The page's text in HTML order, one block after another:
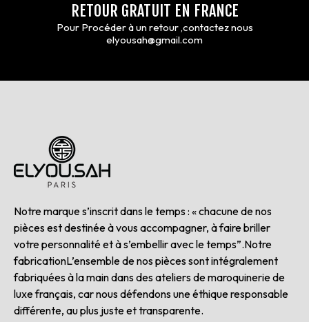
RETOUR GRATUIT EN FRANCE
Pour Procéder à un retour ,contactez nous
elyousah@gmail.com
Notre marque s’inscrit dans le temps : « chacune de nos
pièces est destinée à vous accompagner, à faire briller
votre personnalité et à s’embellir avec le temps”.Notre
fabricationL’ensemble de nos pièces sont intégralement
fabriquées à la main dans des ateliers de maroquinerie de
luxe français, car nous défendons une éthique responsable
différente, au plus juste et transparente.